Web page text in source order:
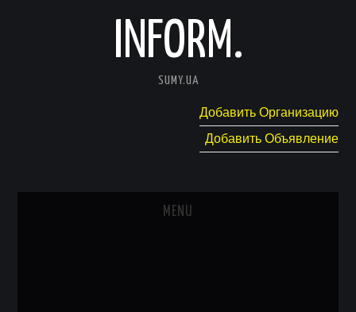
INFORM.
SUMY.UA
Добавить Организацию
Добавить Объявление
MENU